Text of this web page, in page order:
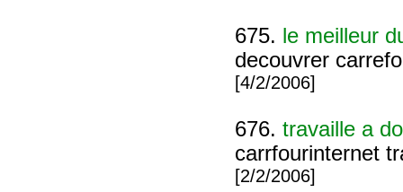
675. le meilleur
decouvrer
[4/2/2006]
676. travaille a
carrfourinternet
[2/2/2006]